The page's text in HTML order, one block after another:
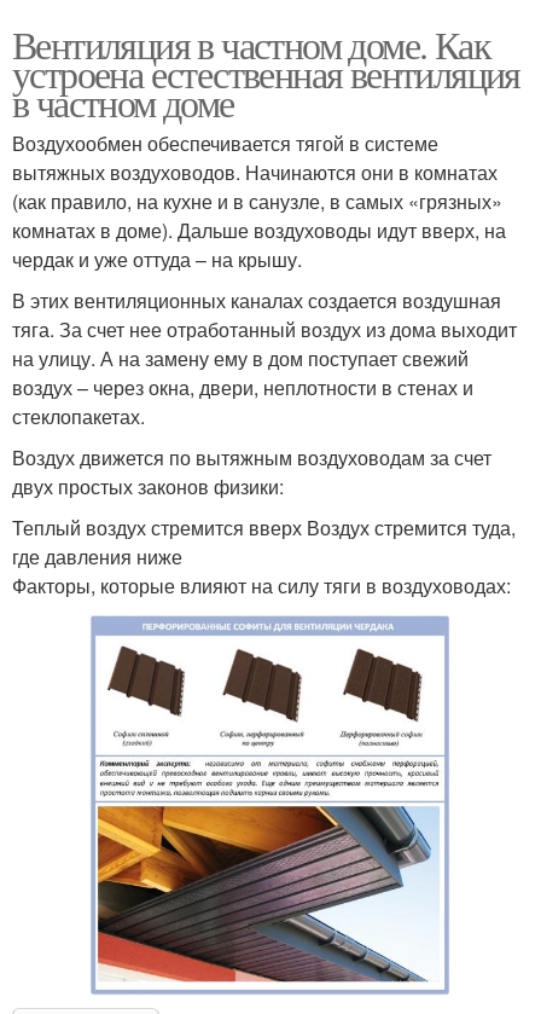
Вентиляция в частном доме. Как
устроена естественная вентиляция
в частном доме
Воздухообмен обеспечивается тягой в системе
вытяжных воздуховодов. Начинаются они в комнатах
(как правило, на кухне и в санузле, в самых «грязных»
комнатах в доме). Дальше воздуховоды идут вверх, на
чердак и уже оттуда – на крышу.
В этих вентиляционных каналах создается воздушная
тяга. За счет нее отработанный воздух из дома выходит
на улицу. А на замену ему в дом поступает свежий
воздух – через окна, двери, неплотности в стенах и
стеклопакетах.
Воздух движется по вытяжным воздуховодам за счет
двух простых законов физики:
Теплый воздух стремится вверх Воздух стремится туда,
где давления ниже
Факторы, которые влияют на силу тяги в воздуховодах: